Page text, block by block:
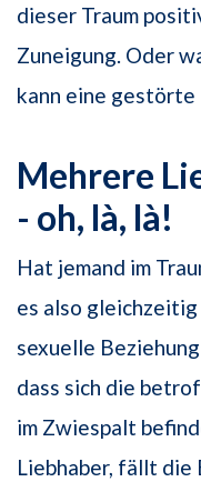
dieser Traum
Zuneigung. Oder
kann eine gestörte
Mehrere
- oh, là, là!
Hat jemand im
es also
sexuelle
dass sich die
im Zwiespalt
Liebhaber, fällt die